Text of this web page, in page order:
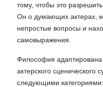
тому, чтобы это разрешить.
Он о думающих актерах,
непростые вопросы и
самовыражения.
Философия
актерского сценического
следующими категориями: